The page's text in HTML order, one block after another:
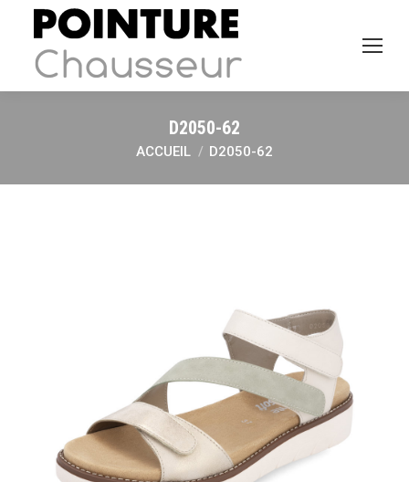
D2050-62
Vous êtes ici :
ACCUEIL D2050-62